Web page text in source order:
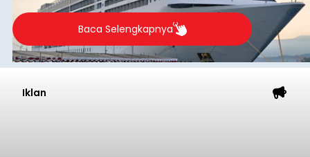
Baca Selengkapnya
Iklan